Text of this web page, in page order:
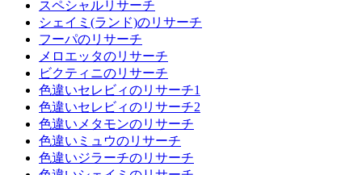
スペシャルリサーチ
シェイミ(ランド)のリサーチ
フーパのリサーチ
メロエッタのリサーチ
ビクティニのリサーチ
色違いセレビィのリサーチ1
色違いセレビィのリサーチ2
色違いメタモンのリサーチ
色違いミュウのリサーチ
色違いジラーチのリサーチ